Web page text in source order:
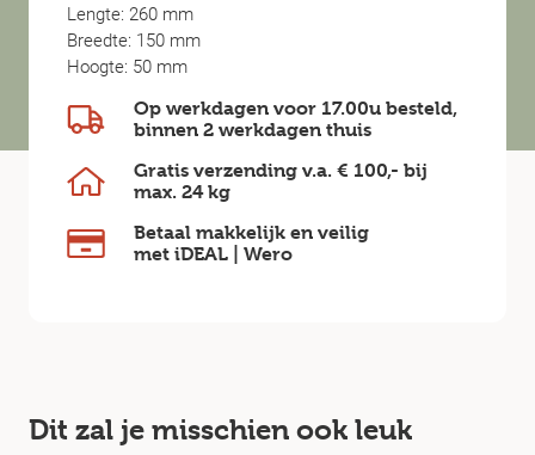
Lengte: 260 mm
Breedte: 150 mm
Hoogte: 50 mm
Op werkdagen voor 17.00u besteld,
binnen 2 werkdagen thuis
Gratis verzending v.a. € 100,- bij
max. 24 kg
Betaal makkelijk en veilig
met iDEAL | Wero
Dit zal je misschien ook leuk